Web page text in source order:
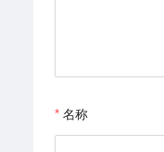
名称